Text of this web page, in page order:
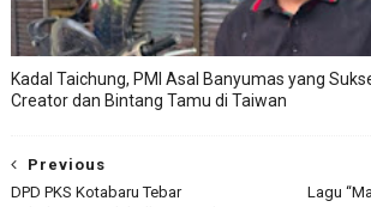
Kadal Taichung, PMI Asal Banyumas yang
Creator dan Bintang Tamu di Taiwan
Lagu
Previous
DPD PKS Kotabaru Tebar